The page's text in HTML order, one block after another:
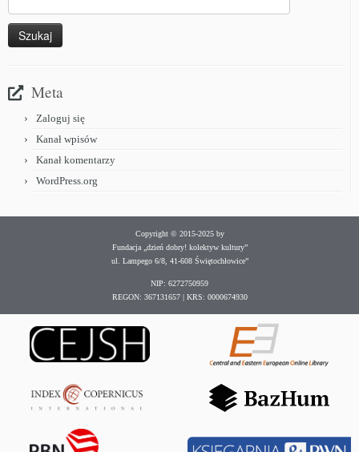
Meta
Zaloguj się
Kanał wpisów
Kanał komentarzy
WordPress.org
Copyright © 2015-2025 by
Fundacja „dzień dobry! kolektyw kultury”
ul. Lampego 6/8, 41-608 Świętochłowice”
NIP: 6272750959
REGON: 367131657 | KRS: 0000674930